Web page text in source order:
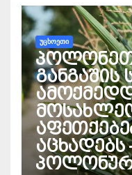
ᲣᲪᲮᲝᲔᲗᲘ
განგაშის
აცხადებს